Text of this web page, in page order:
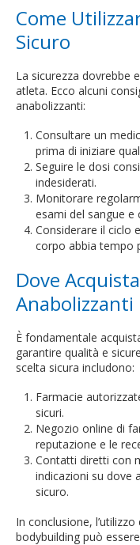
Come
Sicuro
La sicurezza dovrebbe
atleta. Ecco alcuni
anabolizzanti:
Consultare un
prima di iniziare
Seguire le dosi
indesiderati.
Monitorare
esami del sangue
Considerare il ciclo
corpo abbia tempo
Dove
Anabolizzanti
È fondamentale
garantire qualità e
scelta sicura includono:
Farmacie
sicuri.
Negozio online di
reputazione e le
Contatti diretti con
indicazioni su dove
sicuro.
In conclusione,
bodybuilding può